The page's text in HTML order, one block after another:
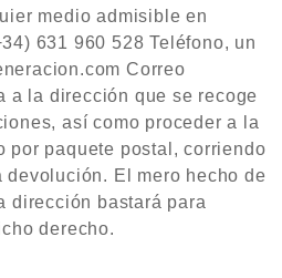
medio admisible en
631 960 528 Teléfono, un
Correo
a la dirección que se recoge
así como proceder a la
por paquete postal, corriendo
El mero hecho de
dirección bastará para
derecho.